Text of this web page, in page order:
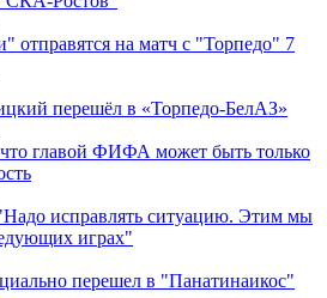
отправятся на матч с "Торпедо" 7
перешёл в «Торпедо-БелАЗ»
что главой ФИФА может быть только
исправлять ситуацию. Этим мы
играх"
перешел в "Панатинаикос"